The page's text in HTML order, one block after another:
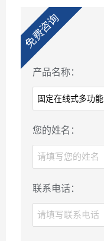
免费咨询
产品名称：
您的姓名：
联系电话：